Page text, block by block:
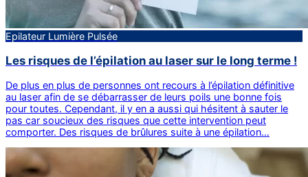
Epilateur Lumière Pulsée
Les risques de l’épilation au laser sur le long terme !
De plus en plus de personnes ont recours à l’épilation définitive
au laser afin de se débarrasser de leurs poils une bonne fois
pour toutes. Cependant, il y en a aussi qui hésitent à sauter le
pas car soucieux des risques que cette intervention peut
comporter. Des risques de brûlures suite à une épilation…